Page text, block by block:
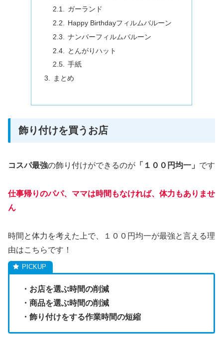
ガーランド
Happy Birthdayフィルムバルーン
ナンバーフィルムバルーン
とんがりハット
手紙
まとめ
飾り付けを買うお店
コスパ最強の飾り付けができるのが 「１００円均一」 です
仕事帰りのパパ、ママは時間もなければ、体力もありませ
ん
時間と体力を考えた上で、１００円均一が最強と言える理
由はこちらです！
・お店を選ぶ時間の削減
・商品を選ぶ時間の削減
・飾り付けをする作業時間の短縮